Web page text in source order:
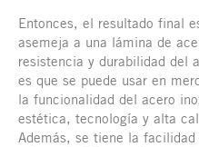
Entonces, el resultado final
asemeja a una lámina de
resistencia y durabilidad del
es que se puede usar en
la funcionalidad del acero
estética, tecnología y alta
Además, se tiene la